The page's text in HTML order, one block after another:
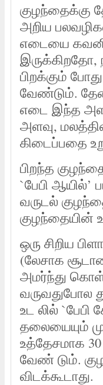
குழந்தைக்கு
அறிய
எடையை
இருக்கிறதோ,
பிறக்கும்
வேண்டும்.
எடை இந்த
அளவு,
கிடைப்பதை
பிறந்த
`பேபி ஆயில்’
வருடல்
குழந்தையின்
ஒரு சிறிய
(லேசாக
அமர்ந்து
வருவதுபோல
உட லில்
தலையையும்
உத்தேசமாக
வேண் டும்.
விடக்கூடாது.